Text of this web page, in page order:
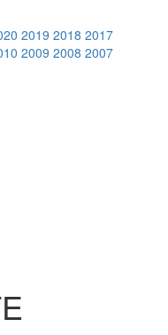
2019 2018 2017
2009 2008 2007